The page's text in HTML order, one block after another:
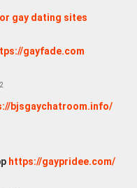
gay dating sites
gayfade.com
bjsgaychatroom.info/
https://gaypridee.com/